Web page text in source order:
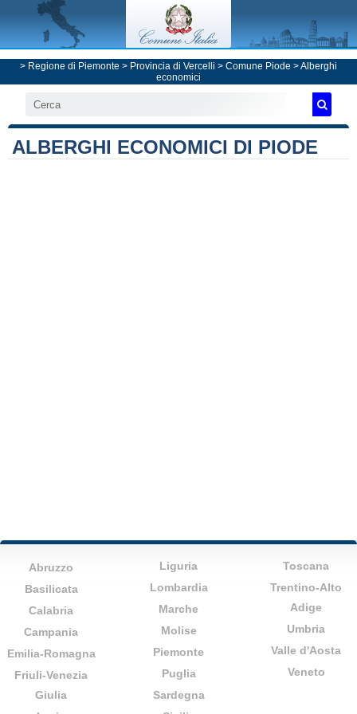
> Regione di Piemonte > Provincia di Vercelli > Comune Piode > Alberghi
economici
ALBERGHI ECONOMICI DI PIODE
Abruzzo
Basilicata
Calabria
Campania
Emilia-Romagna
Friuli-Venezia
Giulia
Liguria
Lombardia
Marche
Molise
Piemonte
Puglia
Sardegna
Toscana
Trentino-Alto
Adige
Umbria
Valle d'Aosta
Veneto